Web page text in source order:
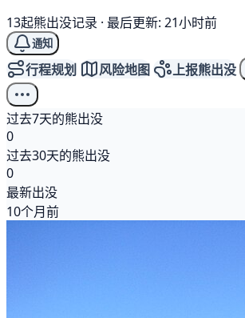
13起熊出没记录 · 最后更新: 21小时前
通知
行程规划 风险地图 上报熊出没
过去7天的熊出没
0
过去30天的熊出没
0
最新出没
10个月前